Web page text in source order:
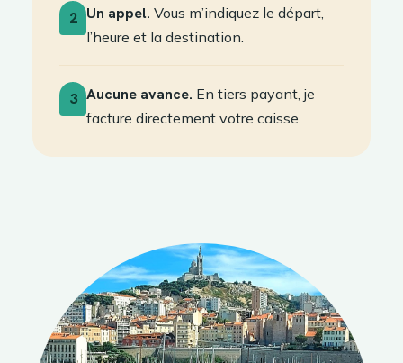
2 Un appel. Vous m’indiquez le départ,
l’heure et la destination.
3 Aucune avance. En tiers payant, je
facture directement votre caisse.